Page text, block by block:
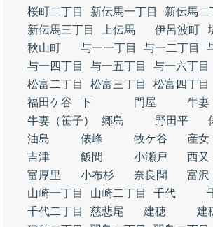
桜町二丁目
新伝馬一丁目
新伝馬二
新伝馬三丁目
上伝馬 伊呂波町
秋山町
与一一丁目 与一二丁目
与一四丁目
与一五丁目 与一六丁目
松富二丁目
松富三丁目 松富四丁目
福田ケ谷
下 門屋
牛妻
牛妻（笹子）
郷島 野田平
油島
俵峰 牧ケ谷
産女
吉津
飯間 小瀬戸
西又
富厚里
小布杉 奈良間
富沢
山崎一丁目
山崎二丁目 千代
千代二丁目
慈悲尾 建穂
建